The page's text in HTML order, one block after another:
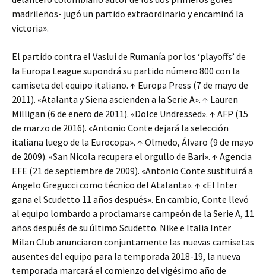
madrileños- jugó un partido extraordinario y encaminó la
victoria».
El partido contra el Vaslui de Rumanía por los ‘playoffs’ de
la Europa League supondrá su partido número 800 con la
camiseta del equipo italiano. ↑ Europa Press (7 de mayo de
2011). «Atalanta y Siena ascienden a la Serie A». ↑ Lauren
Milligan (6 de enero de 2011). «Dolce Undressed». ↑ AFP (15
de marzo de 2016). «Antonio Conte dejará la selección
italiana luego de la Eurocopa». ↑ Olmedo, Álvaro (9 de mayo
de 2009). «San Nicola recupera el orgullo de Bari». ↑ Agencia
EFE (21 de septiembre de 2009). «Antonio Conte sustituirá a
Angelo Gregucci como técnico del Atalanta». ↑ «El Inter
gana el Scudetto 11 años después». En cambio, Conte llevó
al equipo lombardo a proclamarse campeón de la Serie A, 11
años después de su último Scudetto. Nike e Italia Inter
Milan Club anunciaron conjuntamente las nuevas camisetas
ausentes del equipo para la temporada 2018-19, la nueva
temporada marcará el comienzo del vigésimo año de